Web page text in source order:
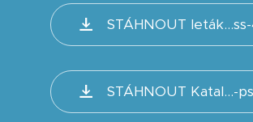
STÁHNOUT
STÁHNOUT Katal...-